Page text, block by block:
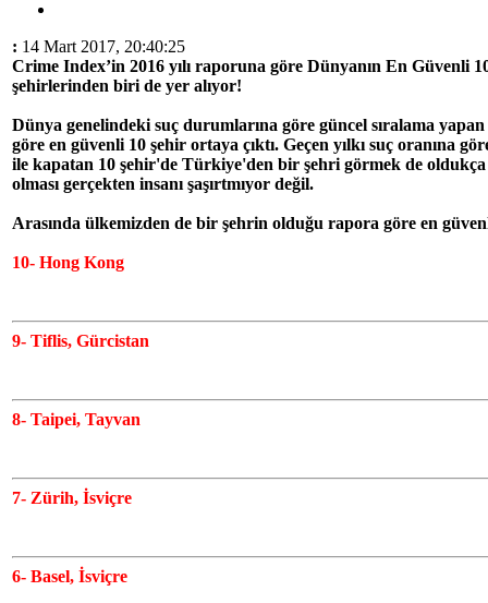
: 14 Mart 2017, 20:40:25
Crime Index’in 2016 yılı raporuna göre Dünyanın En Güvenli
şehirlerinden biri de yer alıyor!
Dünya genelindeki suç durumlarına göre güncel sıralama
göre en güvenli 10 şehir ortaya çıktı. Geçen yılkı suç oranına
ile kapatan 10 şehir'de Türkiye'den bir şehri görmek de oldukça
olması gerçekten insanı şaşırtmıyor değil.
Arasında ülkemizden de bir şehrin olduğu rapora göre en
10- Hong Kong
9- Tiflis, Gürcistan
8- Taipei, Tayvan
7- Zürih, İsviçre
6- Basel, İsviçre